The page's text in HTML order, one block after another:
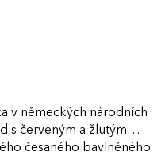
v německých národních
s červeným a žlutým
česaného bavlněného